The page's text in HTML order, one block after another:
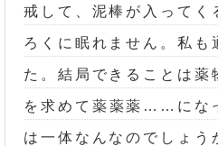
戒して、泥棒が入ってく
ろくに眠れません。私も
た。結局できることは薬
を求めて薬薬薬……にな
は一体なんなのでしょう